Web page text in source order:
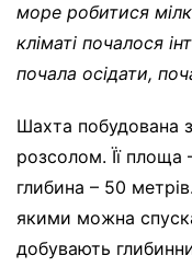
море робитися
кліматі почалося
почала осідати,
Шахта побудована
розсолом. Її площа
глибина – 50
якими можна
добувають